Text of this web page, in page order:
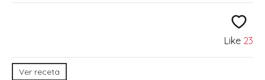
Like 23
Ver receta